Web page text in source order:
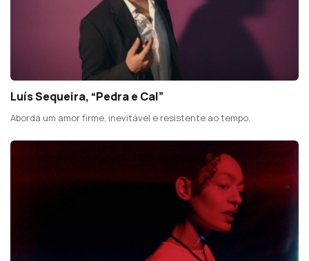
Luís Sequeira, “Pedra e Cal”
Aborda um amor firme, inevitável e resistente ao tempo.